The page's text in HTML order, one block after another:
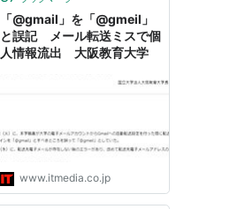
「@gmail」を「@gmeil」
と誤記 メール転送ミスで個
人情報流出 大阪教育大学
www.itmedia.co.jp